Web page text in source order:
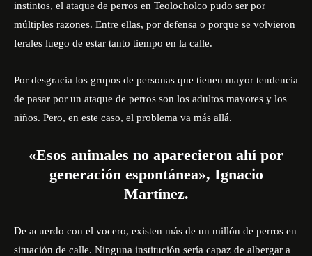
instintos, el ataque de perros en Teolocholco pudo ser por
múltiples razones. Entre ellas, por defensa o porque se volvieron
ferales luego de estar tanto tiempo en la calle.
Por desgracia los grupos de personas que tienen mayor tendencia
de pasar por un ataque de perros son los adultos mayores y los
niños. Pero, en este caso, el problema va más allá.
«Esos animales no aparecieron ahí por
generación espontánea», Ignacio
Martínez.
De acuerdo con el vocero, existen más de un millón de perros en
situación de calle. Ninguna institución sería capaz de albergar a